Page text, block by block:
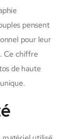
pensent
pour leur
Ce chiffre
de haute